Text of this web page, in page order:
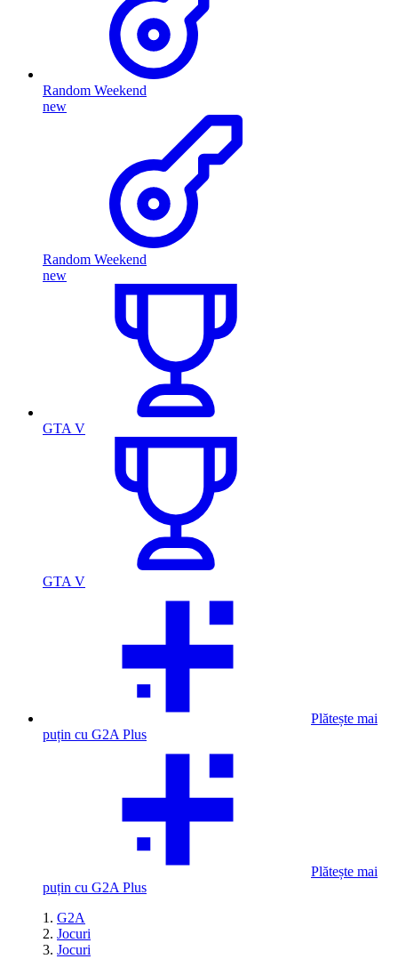
Random Weekend
new
Random Weekend
new
GTA V
GTA V
Plătește mai
puțin cu G2A Plus
Plătește mai
puțin cu G2A Plus
G2A
Jocuri
Jocuri